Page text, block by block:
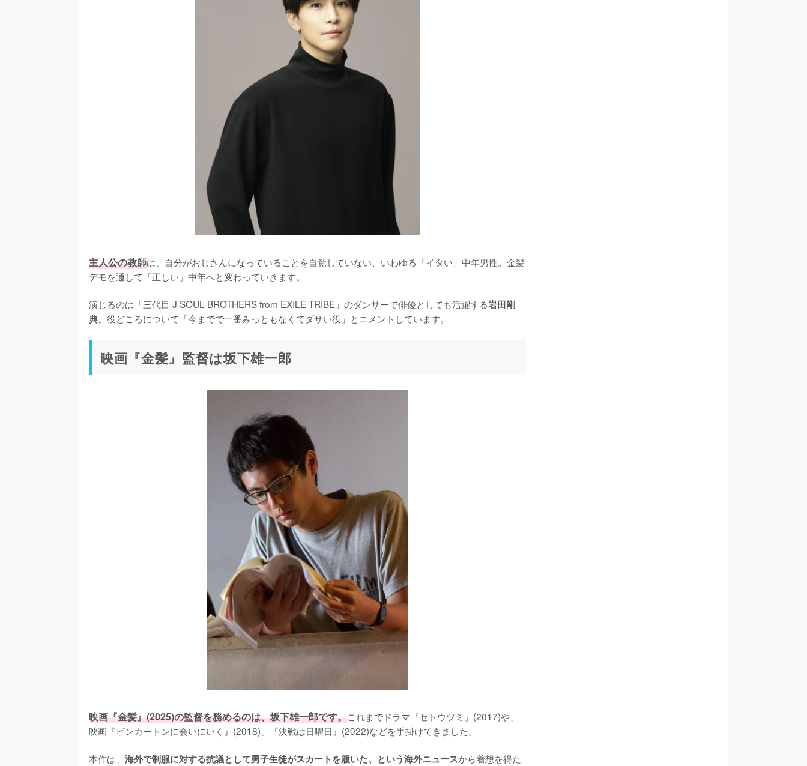
主人公の教師は、自分がおじさんになっていることを自覚していない、いわゆる「イタい」中年男性。金髪
デモを通して「正しい」中年へと変わっていきます。
演じるのは「三代目 J SOUL BROTHERS from EXILE TRIBE」のダンサーで俳優としても活躍する岩田剛
典。役どころについて「今までで一番みっともなくてダサい役」とコメントしています。
映画『金髪』監督は坂下雄一郎
映画『金髪』(2025)の監督を務めるのは、坂下雄一郎です。これまでドラマ『セトウツミ』(2017)や、
映画『ピンカートンに会いにいく』(2018)、『決戦は日曜日』(2022)などを手掛けてきました。
本作は、 海外で制服に対する抗議として男子生徒がスカートを履いた、という海外ニュースから着想を得た